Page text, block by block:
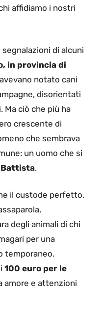
affidiamo i nostri
di alcuni
in provincia di
notato cani
disorientati
Ma ciò che più ha
crescente di
che sembrava
un uomo che si
Battista.
il custode perfetto.
degli animali di chi
per una
temporaneo.
100 euro per le
amore e attenzioni